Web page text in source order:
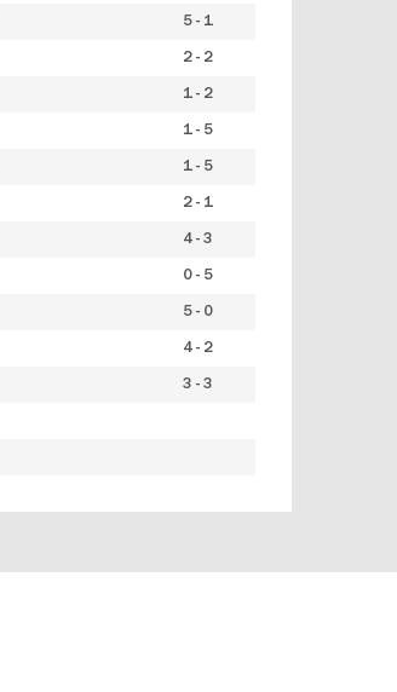
5 - 1
2 - 2
1 - 2
1 - 5
1 - 5
2 - 1
4 - 3
0 - 5
5 - 0
4 - 2
3 - 3